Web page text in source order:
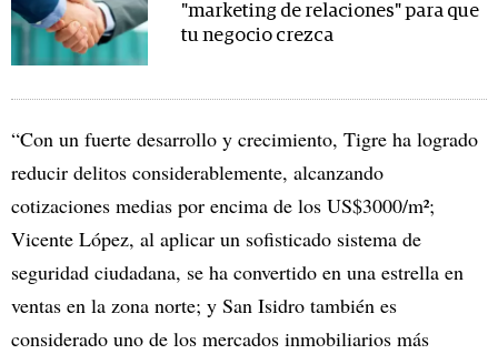
"marketing de relaciones" para que
tu negocio crezca
“Con un fuerte desarrollo y crecimiento, Tigre ha logrado
reducir delitos considerablemente, alcanzando
cotizaciones medias por encima de los US$3000/m²;
Vicente López, al aplicar un sofisticado sistema de
seguridad ciudadana, se ha convertido en una estrella en
ventas en la zona norte; y San Isidro también es
considerado uno de los mercados inmobiliarios más